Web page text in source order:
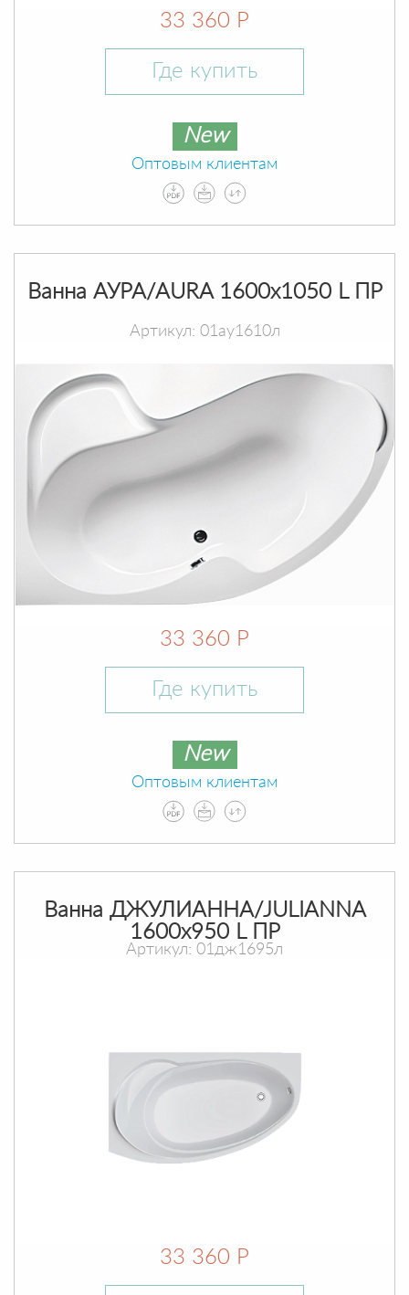
33 360 Р
Где купить
New
Оптовым клиентам
Ванна АУРА/AURA 1600х1050 L ПР
Артикул: 01ау1610л
33 360 Р
Где купить
New
Оптовым клиентам
Ванна ДЖУЛИАННА/JULIANNA
1600х950 L ПР
Артикул: 01дж1695л
33 360 Р